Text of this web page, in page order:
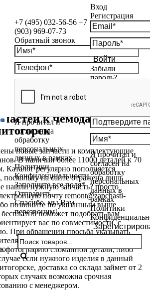
+7 (495) 032-56-56 +7
(903) 969-07-73
Обратный звонок
Я прочитал и
согласен на
обработку
персональных
данных в рамках
Политики
Конфиденциальности
Заполните все поля*
Отправить
Спасибо, мы Вам
перезвоним!
Вход
Регистрация
Войти
Забыли
пароль?
Я прочитал и
согласен на
обработку
персональных
данных в
рамках
Политики
к чемоданам в
новые запчасти и комплектующие
В наличии более 11000 деталей к 70
Каталог регулярно пополняется
на сайте отражена лишь
нашли нужную запчасть? просто
почту remont@zapchasti-
позвоните по указанным выше
поможет подобрать вам
вас по совместимости, с
При обращении просьба указывать
и модели вашего чемодана. Так же
фотографию сломанной детали, либо
если нужного изделия в данный
доставка со склада займет от 2
случаях возможна срочная
с менеджером.